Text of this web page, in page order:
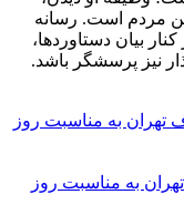
مردم است. رسانه
بیان دستاوردها،
نیز پرسشگر باشد.
به مناسبت روز